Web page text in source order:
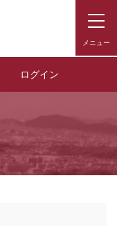
ログイン